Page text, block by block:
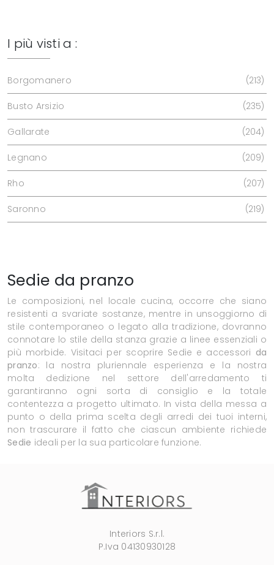
I più visti a :
Borgomanero 213
Busto Arsizio 235
Gallarate 204
Legnano 209
Rho 207
Saronno 219
Sedie da pranzo
Le composizioni, nel locale cucina, occorre che siano
resistenti a svariate sostanze, mentre in unsoggiorno di
stile contemporaneo o legato alla tradizione, dovranno
connotare lo stile della stanza grazie a linee essenziali o
più morbide. Visitaci per scoprire Sedie e accessori da
pranzo: la nostra pluriennale esperienza e la nostra
molta dedizione nel settore dell'arredamento ti
garantiranno ogni sorta di consiglio e la totale
contentezza a progetto ultimato. In vista della messa a
punto o della prima scelta degli arredi dei tuoi interni,
non trascurare il fatto che ciascun ambiente richiede
Sedie ideali per la sua particolare funzione.
Interiors S.r.l.
P.Iva 04130930128